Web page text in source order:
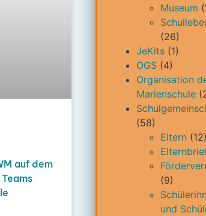
auf dem
Museum
(26)
JeKits(1)
OGS(4)
Organisation
Marienschule
(58)
Eltern
(9)
und